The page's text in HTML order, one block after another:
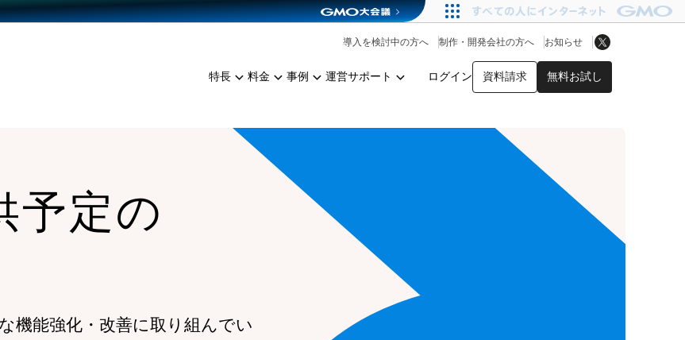
特長 料金 事例 運営サポート ログイン 資料請求 無料お試し
導入を検討中の方へ 制作・開発会社の方へ お知らせ
導入
リティを向上
プリ
雑貨販売 アプリストア
料金シミュレーション
コミュニティイベントCarty
YouTubeチャンネル
予定の
機能強化・改善に取り組んでい